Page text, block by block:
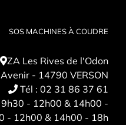
SOS MACHINES À COUDRE
ZA Les Rives de l'Odon
- 14790 VERSON
Tél : 02 31 86 37 61
- 12h00 & 14h00 -
- 12h00 & 14h00 - 18h